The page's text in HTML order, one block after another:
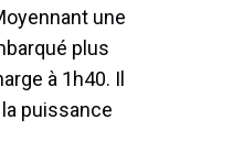
une
plus
à 1h40. Il
puissance